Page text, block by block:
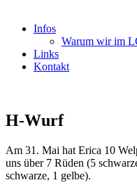
Infos
Warum wir im
Links
Kontakt
H-Wurf
Am 31. Mai hat Erica 10
uns über 7 Rüden (5
schwarze, 1 gelbe).